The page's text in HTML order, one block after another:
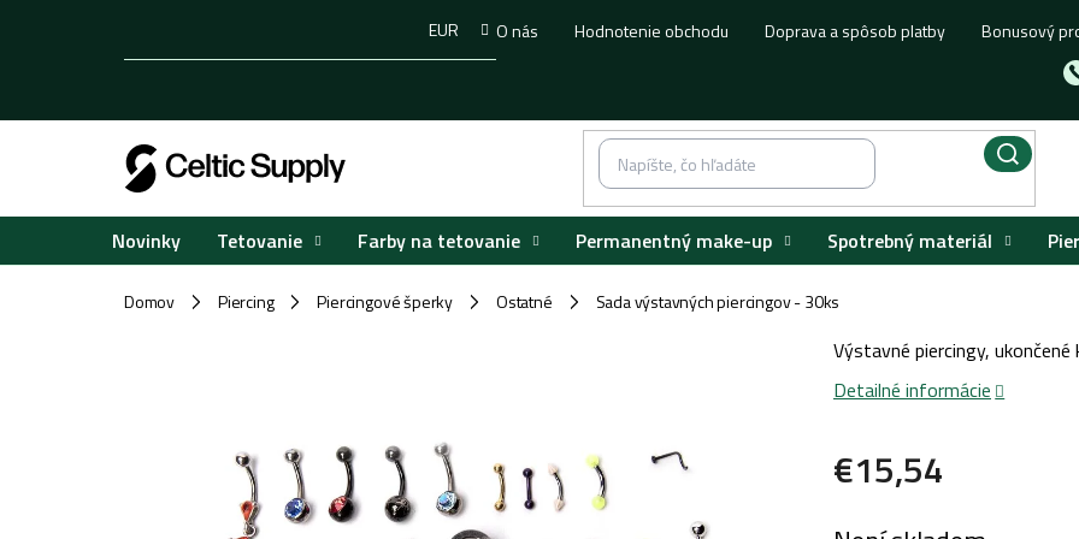
O nás Hodnotenie obchodu Doprava a spôsob platby Bonusový
EUR
Novinky Tetovanie Farby na tetovanie Permanentný make-up Spotrebný materiál
Domov / Piercing / Piercingové šperky / Ostatné / Sada výstavných piercingov - 30ks
€15,54
Výstavné piercingy, ukončené
Detailné informácie